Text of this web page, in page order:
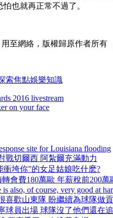
怕也就再正常不過了。
用至網絡，版權歸原作者所
索焦點娛樂知識
2016 livestream
on your face
site for Louisiana flooding
冠對戰切爾西 阿紮爾充滿動力
垮你”的女足姑娘吃什麽?
會費180萬歐 年薪稅前200萬
also, of course, very good at
很喜歡山東隊 盼繼續為球隊做
球員出場 球隊沒了他們還在